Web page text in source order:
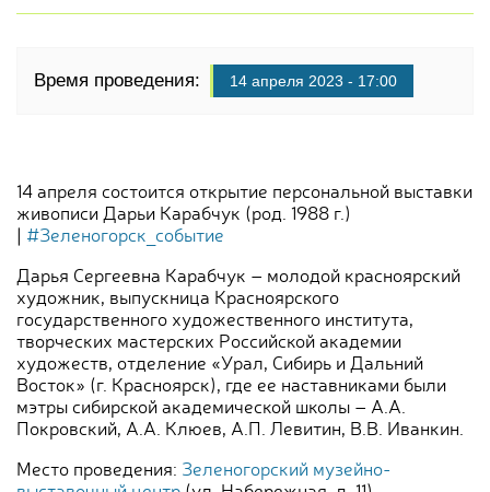
Время проведения: 14 апреля 2023 - 17:00
14 апреля состоится открытие персональной выставки
живописи Дарьи Карабчук (род. 1988 г.)
| #Зеленогорск_событие
Дарья Сергеевна Карабчук – молодой красноярский
художник, выпускница Красноярского
государственного художественного института,
творческих мастерских Российской академии
художеств, отделение «Урал, Сибирь и Дальний
Восток» (г. Красноярск), где ее наставниками были
мэтры сибирской академической школы – А.А.
Покровский, А.А. Клюев, А.П. Левитин, В.В. Иванкин.
Место проведения: Зеленогорский музейно-